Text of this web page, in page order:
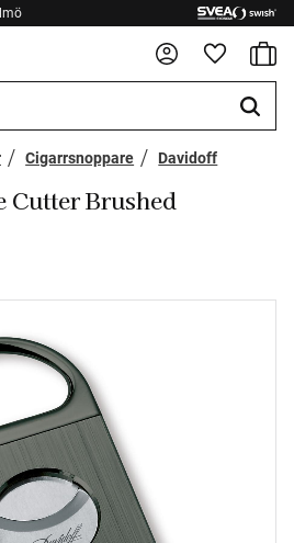
Cigarrsnoppare Davidoff
Brushed